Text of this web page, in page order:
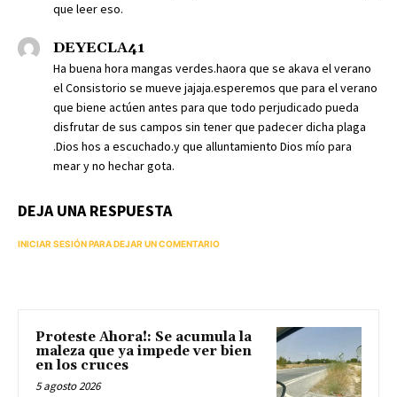
que leer eso.
DEYECLA41
Ha buena hora mangas verdes.haora que se akava el verano
el Consistorio se mueve jajaja.esperemos que para el verano
que biene actúen antes para que todo perjudicado pueda
disfrutar de sus campos sin tener que padecer dicha plaga
.Dios hos a escuchado.y que alluntamiento Dios mío para
mear y no hechar gota.
DEJA UNA RESPUESTA
INICIAR SESIÓN PARA DEJAR UN COMENTARIO
Proteste Ahora!: Se acumula la
maleza que ya impede ver bien
en los cruces
5 agosto 2026